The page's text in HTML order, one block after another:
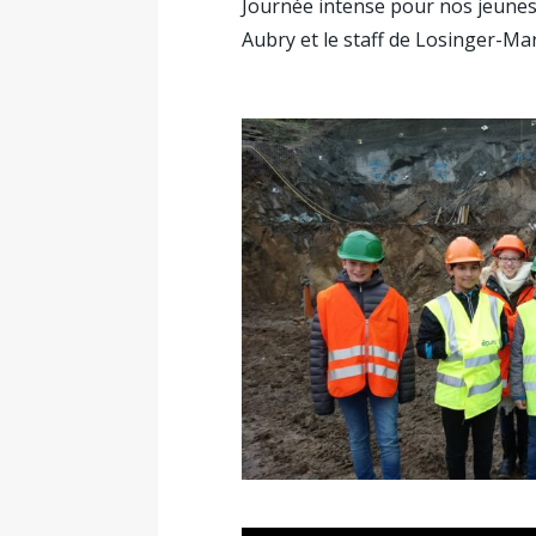
Journée intense pour nos
Aubry et le staff de Losinger-